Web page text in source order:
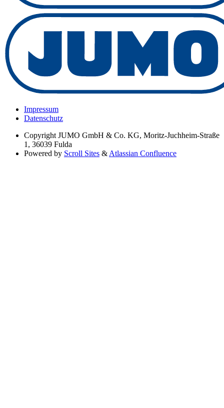
Impressum
Datenschutz
Copyright JUMO GmbH & Co. KG, Moritz-Juchheim-Straße
1, 36039 Fulda
Powered by Scroll Sites & Atlassian Confluence